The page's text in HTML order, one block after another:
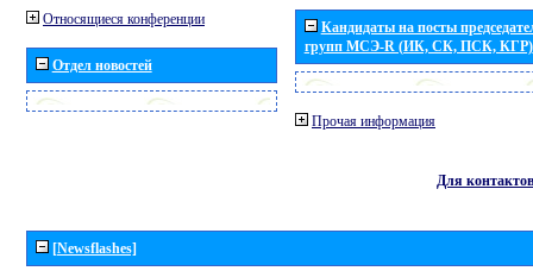
Относящиеся конференции
Отдел новостей
Кандидаты на посты
групп МСЭ-R (ИК, СК, ПСК, КГР)
Прочая информация
Для контактов
[Newsflashes]